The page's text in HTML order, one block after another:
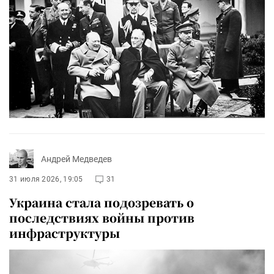
Андрей Медведев
31 июля 2026, 19:05 31
Украина стала подозревать о
последствиях войны против
инфраструктуры